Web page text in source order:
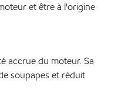
et être à l'origine
accrue du moteur. Sa
soupapes et réduit